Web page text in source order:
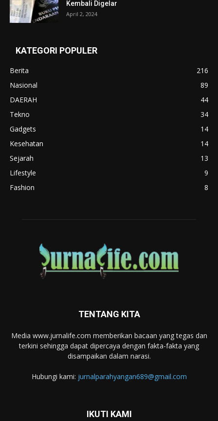
Kembali Digelar
April 2, 2024
KATEGORI POPULER
Berita
216
Nasional
89
DAERAH
44
Tekno
34
Gadgets
14
Kesehatan
14
Sejarah
13
Lifestyle
9
Fashion
8
TENTANG KITA
Media www.jurnalife.com memberikan bacaan yang tegas dan
terkini sehingga dapat dipercaya dengan fakta-fakta yang
disampaikan dalam narasi.
Hubungi kami: jurnalparahyangan689@gmail.com
IKUTI KAMI